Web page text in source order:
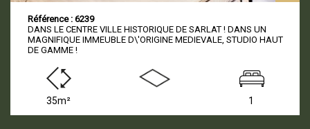
Référence : 6239
DANS LE CENTRE VILLE HISTORIQUE DE SARLAT ! DANS UN
MAGNIFIQUE IMMEUBLE D\'ORIGINE MEDIEVALE, STUDIO HAUT
DE GAMME !
35m² 1